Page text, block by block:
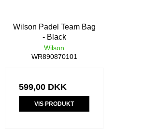
Wilson Padel Team Bag
- Black
Wilson
WR890870101
599,00 DKK
VIS PRODUKT